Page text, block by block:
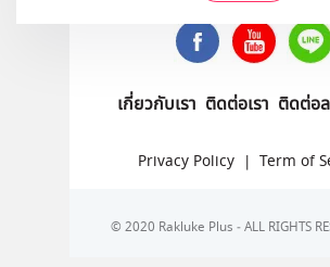
เกี่ยวกับเรา ติดต่อเรา ติดต่อ
Privacy Policy | Term of
© 2020 Rakluke Plus - ALL RIGHTS